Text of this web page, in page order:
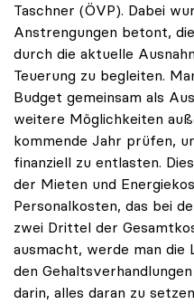
Taschner (ÖVP). Dabei
Anstrengungen betont,
durch die aktuelle
Teuerung zu begleiten.
Budget gemeinsam als
weitere Möglichkeiten
kommende Jahr prüfen,
finanziell zu entlasten.
der Mieten und
Personalkosten, das bei
zwei Drittel der
ausmacht, werde man die
den
darin, alles daran zu